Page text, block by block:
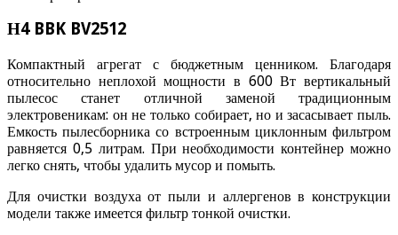
Н4 BBK BV2512
Компактный агрегат с бюджетным ценником. Благодаря
относительно неплохой мощности в 600 Вт вертикальный
пылесос станет отличной заменой традиционным
электровеникам: он не только собирает, но и засасывает пыль.
Емкость пылесборника со встроенным циклонным фильтром
равняется 0,5 литрам. При необходимости контейнер можно
легко снять, чтобы удалить мусор и помыть.
Для очистки воздуха от пыли и аллергенов в конструкции
модели также имеется фильтр тонкой очистки.